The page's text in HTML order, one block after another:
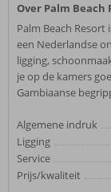
Over Palm Beach
Palm Beach
een Nederlandse
ligging,
je op de kamers
Gambiaanse
Algemene indruk
Ligging
Service
Prijs/kwaliteit